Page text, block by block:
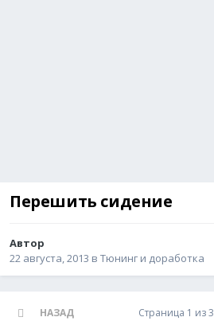
Перешить сидение
Автор
22 августа, 2013 в Тюнинг и доработка
НАЗАД Страница 1 из 3